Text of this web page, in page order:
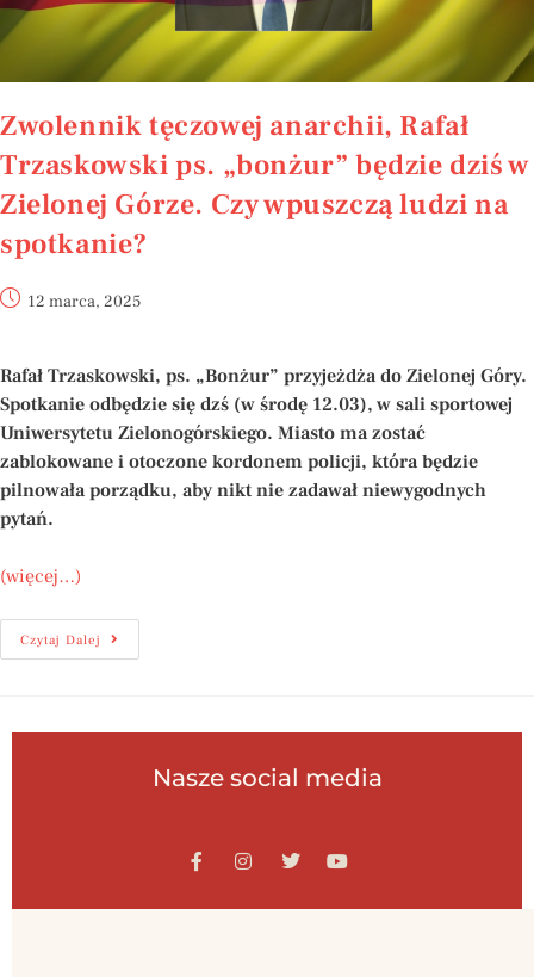
Zwolennik tęczowej anarchii, Rafał
Trzaskowski ps. „bonżur” będzie dziś w
Zielonej Górze. Czy wpuszczą ludzi na
spotkanie?
12 marca, 2025
Rafał Trzaskowski, ps. „Bonżur” przyjeżdża do Zielonej Góry.
Spotkanie odbędzie się dzś (w środę 12.03), w sali sportowej
Uniwersytetu Zielonogórskiego. Miasto ma zostać
zablokowane i otoczone kordonem policji, która będzie
pilnowała porządku, aby nikt nie zadawał niewygodnych
pytań.
(więcej…)
Czytaj Dalej
Nasze social media